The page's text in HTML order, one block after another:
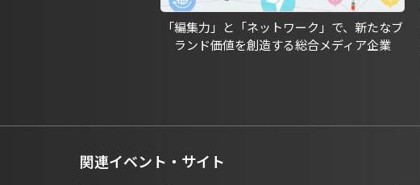
「編集力」と「ネットワーク」で、新たなブ
ランド価値を創造する総合メディア企業
関連イベント・サイト